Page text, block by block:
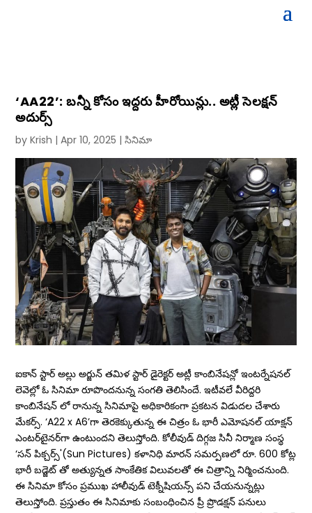
‘AA22’: బన్నీ కోసం ఇద్దరు హీరోయిన్లు.. అట్లీ సెలక్షన్
అదుర్స్
byKrish |Apr 10, 2025 |సినిమా
ఐకాన్ స్టార్ అల్లు అర్జున్ తమిళ స్టార్ డైరెక్టర్ అట్లీ కాంబినేషన్లో ఇంటర్నేషనల్
లెవెల్లో ఓ సినిమా రూపొందనున్న సంగతి తెలిసిందే. ఇటీవలే వీరిద్దరి
కాంబినేషన్ లో రానున్న సినిమాపై అధికారికంగా ప్రకటన విడుదల చేశారు
మేకర్స్. ‘A22 x A6’గా తెరకెక్కుతున్న ఈ చిత్రం ఓ భారీ ఎమోషనల్‌ యాక్షన్‌
ఎంటర్‌టైనర్‌గా ఉంటుందని తెలుస్తోంది. కోలీవుడ్‌ దిగ్గజ సినీ నిర్మాణ సంస్థ
‘సన్‌ పిక్చర్స్‌'(Sun Pictures) కళానిధి మారన్ సమర్పణలో రూ. 600 కోట్ల
భారీ బడ్జెట్ తో అత్యున్నత సాంకేతిక విలువలతో ఈ చిత్రాన్ని నిర్మించనుంది.
ఈ సినిమా కోసం ప్రముఖ హాలీవుడ్‌ టెక్నీషియన్స్‌ పని చేయనున్నట్లు
తెలుస్తోంది. ప్రస్తుతం ఈ సినిమాకు సంబంధించిన ప్రీ ప్రొడక్షన్‌ పనులు